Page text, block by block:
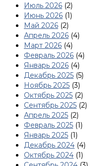
Июль 2026 (2)
Июнь 2026 (1)
Май 2026 (2)
Апрель 2026 (4)
Март 2026 (4)
Февраль 2026 (4)
Январь 2026 (4)
Декабрь 2025 (5)
Ноябрь 2025 (3)
Октябрь 2025 (2)
Сентябрь 2025 (2)
Апрель 2025 (2)
Февраль 2025 (1)
Январь 2025 (1)
Декабрь 2024 (4)
Октябрь 2024 (1)